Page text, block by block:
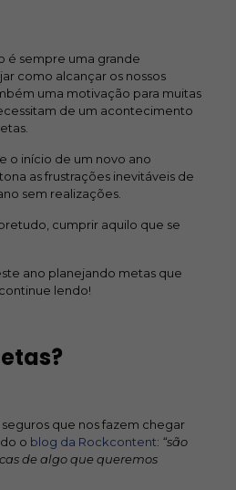
é sempre uma grande
como alcançar os nossos
uma motivação para muitas
de um acontecimento
o início de um novo ano
as frustrações inevitáveis de
sem realizações.
cumprir aquilo que se
ano planejando metas que
lendo!
que nos fazem chegar
o blog da Rockcontent: “são
de algo que queremos